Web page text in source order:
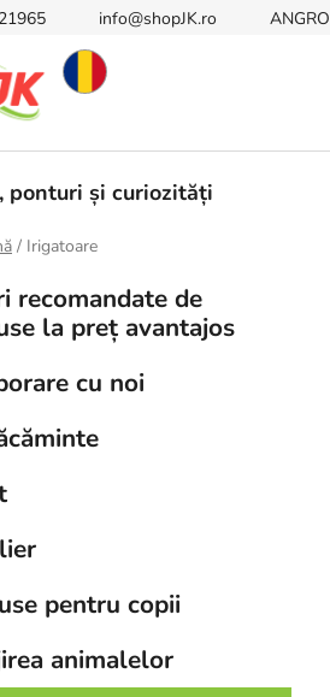
info@shopJK.ro ANGRO
ponturi și curiozități
/ Irigatoare
recomandate de
la preț avantajos
cu noi
pentru copii
animalelor